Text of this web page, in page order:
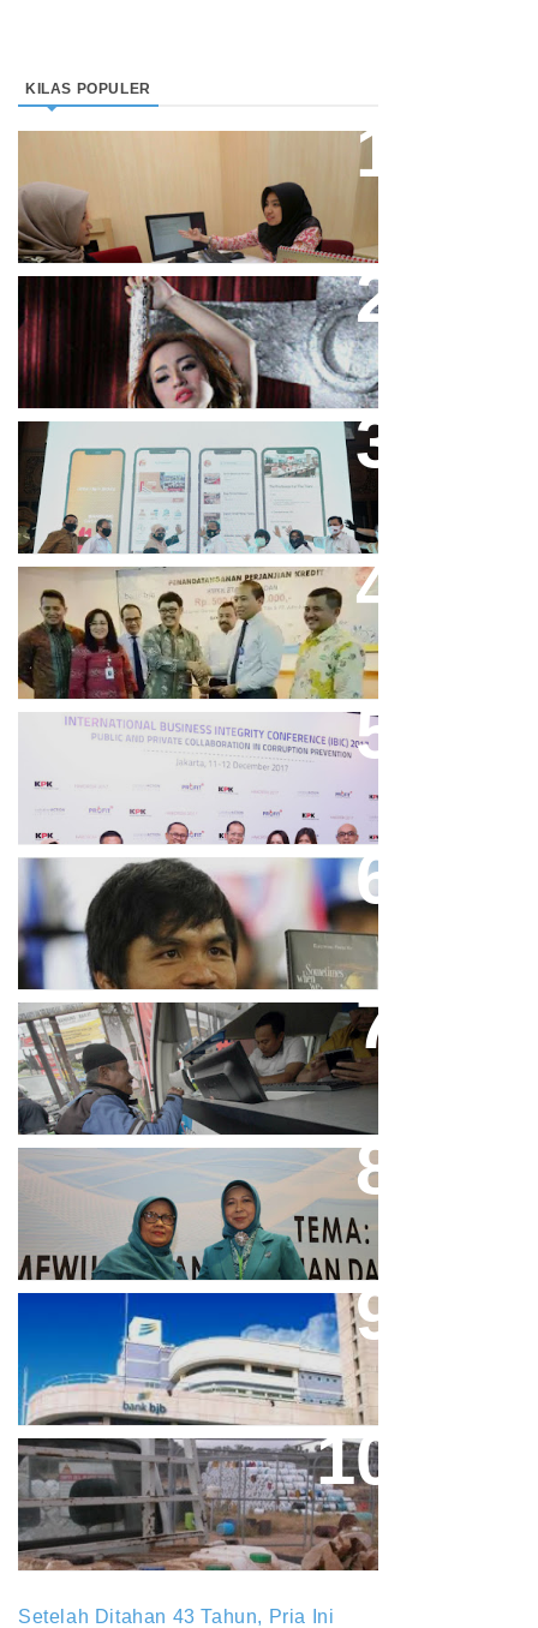
KILAS POPULER
Keuangan Syariah Di Indonesia
Meningkat
Cupi Cupita Luncurkan Single
“Yo Uwis”
Bandung Great Sale 2020 Go
Online Resmi Dimulai
Bank Bjb Fasilitasi Kredit Modal
Kerja Konstruksi PT Adhi Karya
Keren, Bank BJB Kantongi
Puluhan Penghargaan Sepanjang
2017
Dicibir Di Medsos, Manny
Pacquiao Tegaskan Pendirian
Tolak LGBT
Bjb T Samsat Manjakan Nasabah
Dalam Bayar Pajak Kendaraan
Perpres No.99/2017 Bisa Jadi
Acuan Semangat Pengabdian
Aher Minta Pemerintah Pusat
Masukan Kembali BJB Sebagai
Penyalur KUR
Paparan Pestisida Sebabkan
Parkinson Dan Kanker
Setelah Ditahan 43 Tahun, Pria Ini